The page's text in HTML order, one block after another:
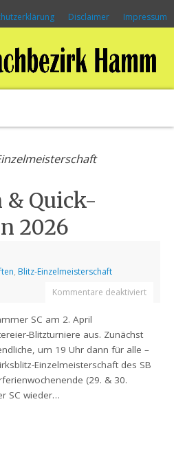
Disclaimer Impressum
& Quick-
2026
, Blitz-Einzelmeisterschaft
Kommentare deaktiviert
SC am 2. April
Blitzturniere aus. Zunächst
um 19 Uhr dann für alle –
Einzelmeisterschaft des SB
(29. & 30.
SC wieder…